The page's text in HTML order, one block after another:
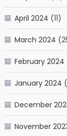
April 2024 (11)
March 2024
February 2024
January 2024
December
November